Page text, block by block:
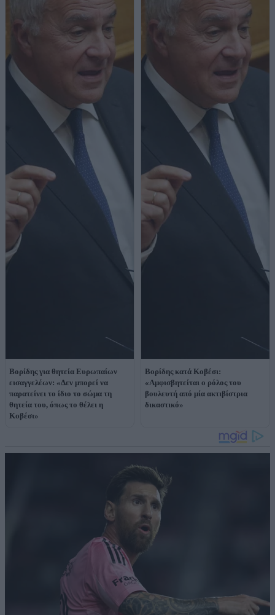
Βορίδης για θητεία Ευρωπαίων
εισαγγελέων: «Δεν μπορεί να
παρατείνει το ίδιο το σώμα τη
θητεία του, όπως το θέλει η
Κοβέσι»
Βορίδης κατά Κοβέσι:
«Αμφισβητείται ο ρόλος του
βουλευτή από μία ακτιβίστρια
δικαστικό»